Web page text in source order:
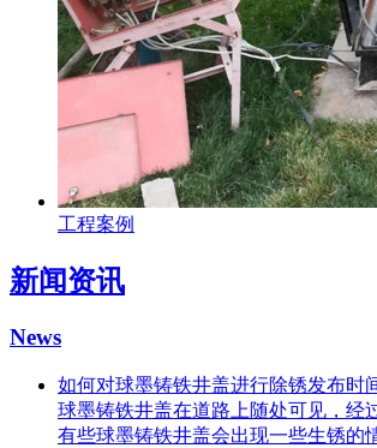
工程案例
新闻资讯
News
如何对球墨铸铁井盖进行除锈发布时
球墨铸铁井盖在道路上随处可见，经
有些球墨铸铁井盖会出现一些生锈的